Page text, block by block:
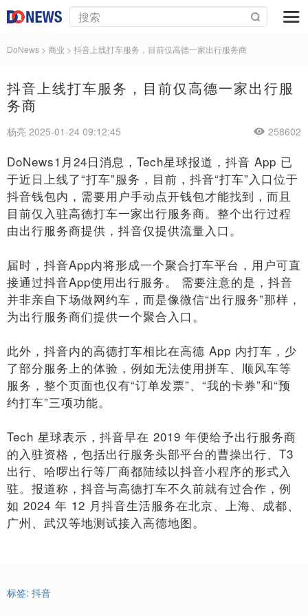
DoNews > 商业 > 抖音上线打车服务，目前仅高德一家出行服务商
抖音上线打车服务，目前仅高德一家出行服
务商
杨亮 2025-01-24 09:12:45 258602
DoNews1月24日消息，Tech星球报道，抖音 App 已
于近日上线了“打车”服务，目前，抖音“打车”入口位于
抖音钱包内，需要用户手动点开钱包才能找到，而且
目前仅入驻高德打车一家出行服务商。整个出行过程
由出行服务商提供，抖音仅提供流量入口。
届时，抖音App内将形成一个聚合打车平台，用户可直
接通过抖音App使用出行服务。 需要注意的是，抖音
并非亲自下场做网约车，而是像微信“出行服务”那样，
为出行服务商们提供一个聚合入口。
此外，抖音内的高德打车相比在高德 App 内打车，少
了部分服务上的体验，例如无法使用拼车、顺风车等
服务，整个页面也仅有“订单发票”、“我的卡券”和“预
约打车”三项功能。
Tech 星球表示，抖音早在 2019 年便给予出行服务商
的入驻资格，包括出行服务头部平台的曹操出行、T3
出行、哈啰出行等厂商都陆续以抖音小程序的形式入
驻。报道称，抖音与高德打车不久前就有过合作，例
如 2024 年 12 月抖音生活服务在北京、上海、成都、
广州、武汉等地测试接入高德地图。
标签: 抖音